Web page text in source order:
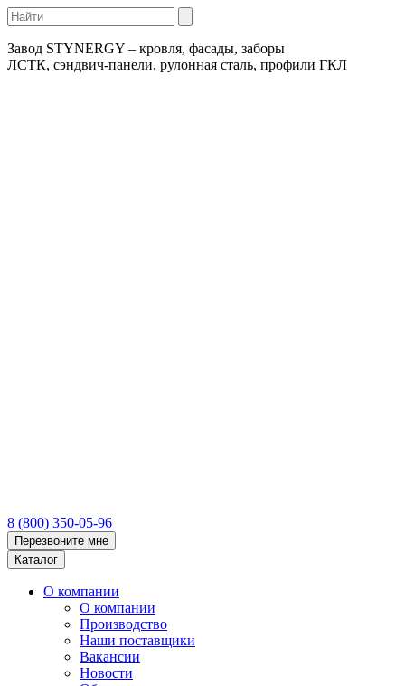
Завод STYNERGY – кровля, фасады, заборы
ЛСТК, сэндвич-панели, рулонная сталь, профили ГКЛ
8 (800) 350-05-96
Перезвоните мне
Каталог
О компании
О компании
Производство
Наши поставщики
Вакансии
Новости